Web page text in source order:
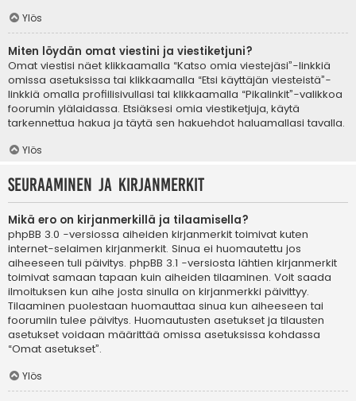
Ylös
Miten löydän omat viestini ja viestiketjuni?
Omat viestisi näet klikkaamalla “Katso omia viestejäsi”-linkkiä
omissa asetuksissa tai klikkaamalla “Etsi käyttäjän viesteistä”-
linkkiä omalla profiilisivullasi tai klikkaamalla “Pikalinkit”-valikkoa
foorumin ylälaidassa. Etsiäksesi omia viestiketjuja, käytä
tarkennettua hakua ja täytä sen hakuehdot haluamallasi tavalla.
Ylös
Seuraaminen ja kirjanmerkit
Mikä ero on kirjanmerkillä ja tilaamisella?
phpBB 3.0 -versiossa aiheiden kirjanmerkit toimivat kuten
internet-selaimen kirjanmerkit. Sinua ei huomautettu jos
aiheeseen tuli päivitys. phpBB 3.1 -versiosta lähtien kirjanmerkit
toimivat samaan tapaan kuin aiheiden tilaaminen. Voit saada
ilmoituksen kun aihe josta sinulla on kirjanmerkki päivittyy.
Tilaaminen puolestaan huomauttaa sinua kun aiheeseen tai
foorumiin tulee päivitys. Huomautusten asetukset ja tilausten
asetukset voidaan määrittää omissa asetuksissa kohdassa
“Omat asetukset”.
Ylös